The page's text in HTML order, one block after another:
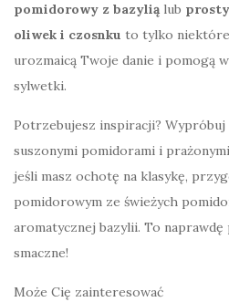
pomidorowy z bazylią lub
oliwek i czosnku to tylko
urozmaicą Twoje danie i pomogą
sylwetki.
Potrzebujesz inspiracji? Wypróbuj
suszonymi pomidorami i
jeśli masz ochotę na klasykę,
pomidorowym ze świeżych
aromatycznej bazylii. To
smaczne!
Może Cię zainteresować